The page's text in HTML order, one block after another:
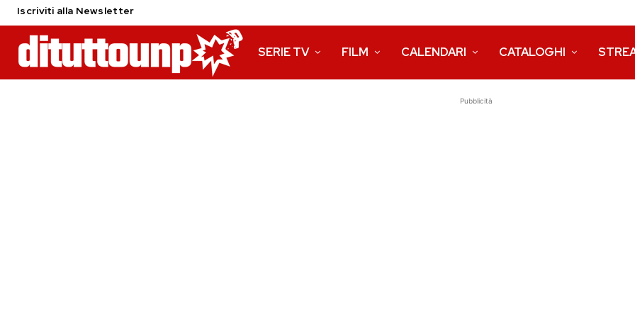
Iscriviti alla Newsletter
SERIE TV FILM CALENDARI CATALOGHI
Pubblicità